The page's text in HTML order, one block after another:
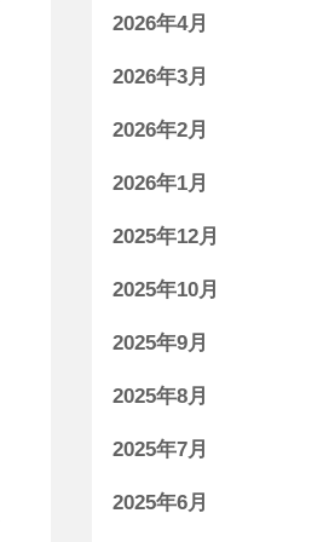
2026年4月
2026年3月
2026年2月
2026年1月
2025年12月
2025年10月
2025年9月
2025年8月
2025年7月
2025年6月